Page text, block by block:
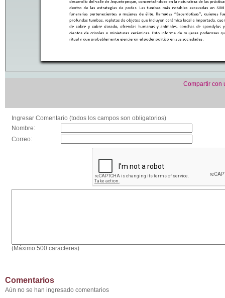
Compartir con
Ingresar Comentario (todos los campos son obligatorios)
Nombre:
Correo:
(Máximo 500 caracteres)
Comentarios
Aún no se han ingresado comentarios